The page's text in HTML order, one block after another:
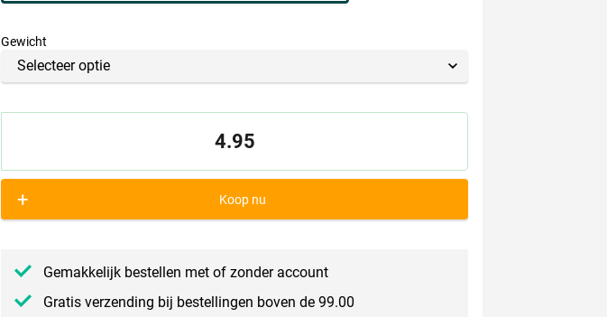
Gewicht
4.95
+ Koop nu
Gemakkelijk bestellen met of zonder account
Gratis verzending bij bestellingen boven de 99.00